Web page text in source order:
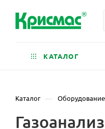
КАТАЛОГ
Каталог — Оборудование